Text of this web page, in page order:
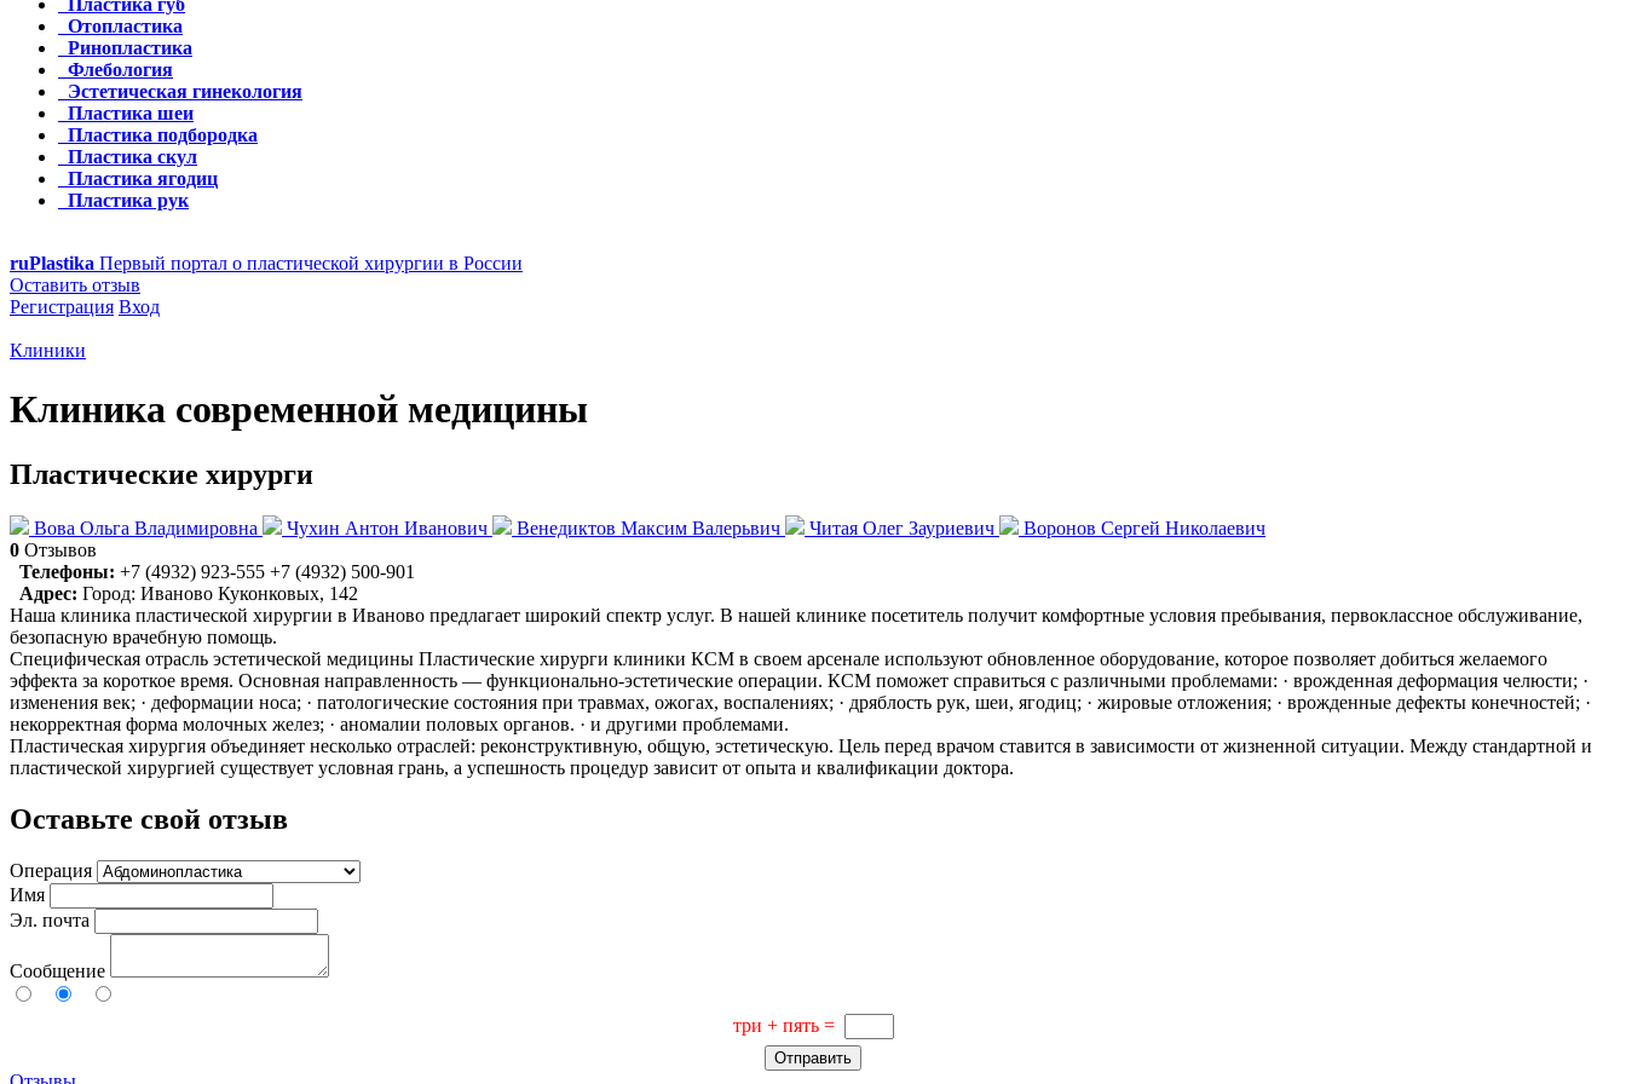
Пластика губ
Отопластика
Ринопластика
Флебология
Эстетическая гинекология
Пластика шеи
Пластика подбородка
Пластика скул
Пластика ягодиц
Пластика рук
ruPlastika Первый портал о пластической хирургии в России
Оставить отзыв
Регистрация Вход
Клиники
Клиника современной медицины
Пластические хирурги
Вова Ольга Владимировна Чухин Антон Иванович Венедиктов Максим Валерьвич Читая Олег Зауриевич
Воронов Сергей Николаевич
0 Отзывов
Телефоны: +7 (4932) 923-555 +7 (4932) 500-901
Адрес: Город: Иваново Куконковых, 142
Наша клиника пластической хирургии в Иваново предлагает широкий спектр услуг. В нашей клинике посетитель получит комфортные условия пребывания, первоклассное обслуживание,
безопасную врачебную помощь.
Специфическая отрасль эстетической медицины Пластические хирурги клиники КСМ в своем арсенале используют обновленное оборудование, которое позволяет добиться желаемого
эффекта за короткое время. Основная направленность — функционально-эстетические операции. КСМ поможет справиться с различными проблемами: · врожденная деформация челюсти; ·
изменения век; · деформации носа; · патологические состояния при травмах, ожогах, воспалениях; · дряблость рук, шеи, ягодиц; · жировые отложения; · врожденные дефекты конечностей; ·
некорректная форма молочных желез; · аномалии половых органов. · и другими проблемами.
Пластическая хирургия объединяет несколько отраслей: реконструктивную, общую, эстетическую. Цель перед врачом ставится в зависимости от жизненной ситуации. Между стандартной и
пластической хирургией существует условная грань, а успешность процедур зависит от опыта и квалификации доктора.
Оставьте свой отзыв
Операция
Имя
Эл. почта
Сообщение
три + пять =